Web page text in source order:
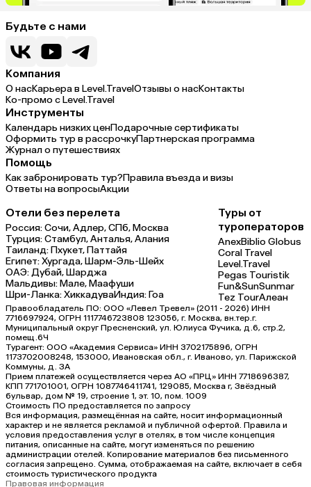
Будьте с нами
Компания
О насКарьера в Level.TravelОтзывы о насКонтакты
Ко-промо с Level.Travel
Инструменты
Календарь низких ценПодарочные сертификаты
Оформить тур в рассрочкуПартнерская программа
Журнал о путешествиях
Помощь
Как забронировать тур?Правила въезда и визы
Ответы на вопросыАкции
Отели без перелета
Россия:Сочи,Адлер,СПб,Москва
Турция:Стамбул,Анталья,Алания
Таиланд:Пхукет,Паттайя
Египет:Хургада,Шарм-Эль-Шейх
ОАЭ:Дубай,Шарджа
Мальдивы:Мале,Маафуши
Шри-Ланка:ХиккадуваИндия:Гоа
Туры от
туроператоров
AnexBiblio Globus
Coral Travel
Level.Travel
Pegas Touristik
Fun&SunSunmar
Tez TourАлеан
Правообладатель ПО: ООО «Левел Тревел» (2011 - 2026) ИНН
7716697924, ОГРН 1117746723808 123056, г. Москва, вн.тер.г.
Муниципальный округ Пресненский, ул. Юлиуса Фучика, д.6, стр.2,
помещ.6Ч
Турагент: ООО «Академия Сервиса» ИНН 3702175896, ОГРН
1173702008248, 153000, Ивановская обл., г. Иваново, ул. Парижской
Коммуны, д. ЗА
Прием платежей осуществляется через АО «ПРЦ» ИНН 7718696387,
КПП 771701001, ОГРН 1087746411741, 129085, Москва г, Звёздный
бульвар, дом № 19, строение 1, эт. 10, пом. 1009
Стоимость ПО предоставляется по запросу
Вся информация, размещённая на сайте, носит информационный
характер и не является рекламой и публичной офертой. Правила и
условия предоставления услуг в отелях, в том числе концепция
питания, описанные на сайте, могут изменяться по решению
администрации отелей. Копирование материалов без письменного
согласия запрещено. Сумма, отображаемая на сайте, включает в себя
стоимость туристического продукта
Правовая информация